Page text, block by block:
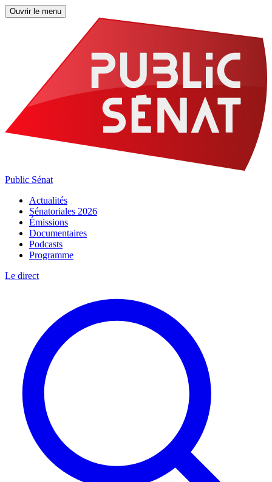
Ouvrir le menu
Public Sénat
Actualités
Sénatoriales 2026
Émissions
Documentaires
Podcasts
Programme
Le direct